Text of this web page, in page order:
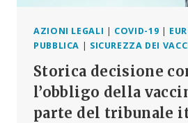
AZIONI LEGALI | COVID-19 |
PUBBLICA | SICUREZZA DEI
Storica decisione
l’obbligo della
parte del tribunale